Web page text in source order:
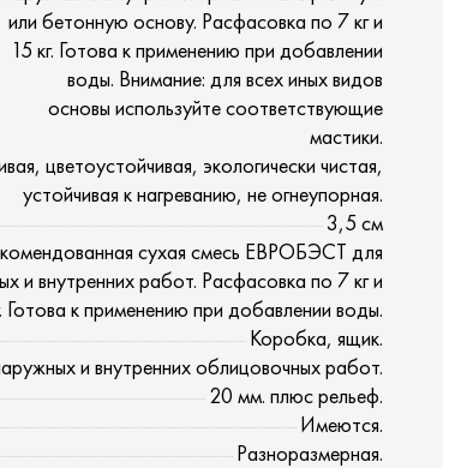
или бетонную основу. Расфасовка по 7 кг и
15 кг. Готова к применению при добавлении
воды. Внимание: для всех иных видов
основы используйте соответствующие
мастики.
цветоустойчивая, экологически чистая,
устойчивая к нагреванию, не огнеупорная.
3,5 см
сухая смесь ЕВРОБЭСТ для
и внутренних работ. Расфасовка по 7 кг и
Готова к применению при добавлении воды.
Коробка, ящик.
и внутренних облицовочных работ.
20 мм. плюс рельеф.
Имеются.
Разноразмерная.